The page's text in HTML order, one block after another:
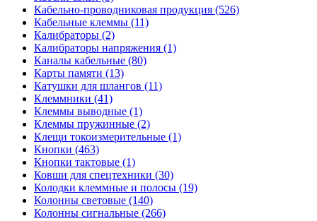
Кабельно-проводниковая продукция (526)
Кабельные клеммы (11)
Калибраторы (2)
Калибраторы напряжения (1)
Каналы кабельные (80)
Карты памяти (13)
Катушки для шлангов (11)
Клеммники (41)
Клеммы выводные (1)
Клеммы пружинные (2)
Клещи токоизмерительные (1)
Кнопки (463)
Кнопки тактовые (1)
Ковши для спецтехники (30)
Колодки клеммные и полосы (19)
Колонны световые (140)
Колонны сигнальные (266)